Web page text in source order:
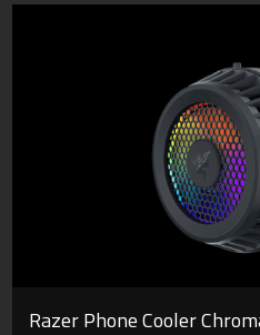
Razer Phone Cooler